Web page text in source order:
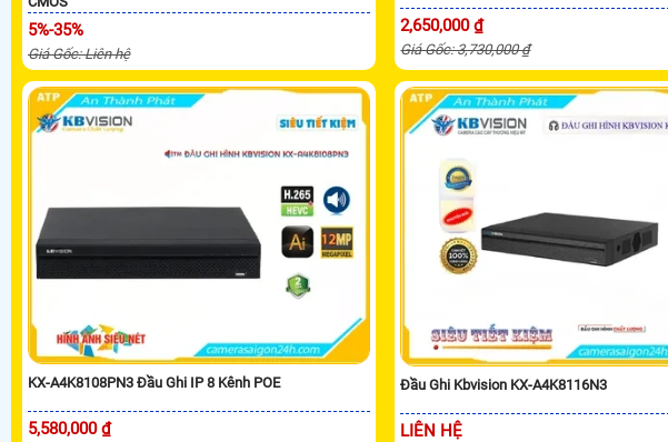
5%-35%
Giá Gốc: Liên hệ
2,650,000 ₫
Giá Gốc: 3,730,000 ₫
KX-A4K8108PN3 Đầu Ghi IP 8 Kênh POE
5,580,000 ₫
Đầu Ghi Kbvision KX-A4K8116N3
LIÊN HỆ